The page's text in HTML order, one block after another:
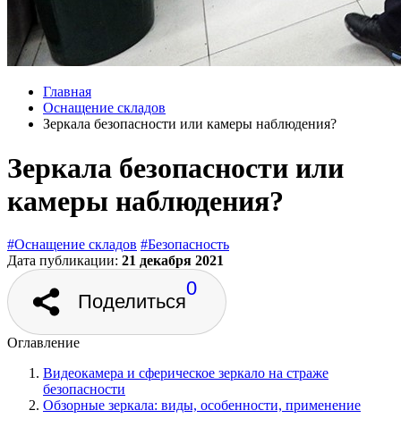
Главная
Оснащение складов
Зеркала безопасности или камеры наблюдения?
Зеркала безопасности или
камеры наблюдения?
#Оснащение складов #Безопасность
Дата публикации: 21 декабря 2021
Поделиться
0
Оглавление
Видеокамера и сферическое зеркало на страже
безопасности
Обзорные зеркала: виды, особенности, применение